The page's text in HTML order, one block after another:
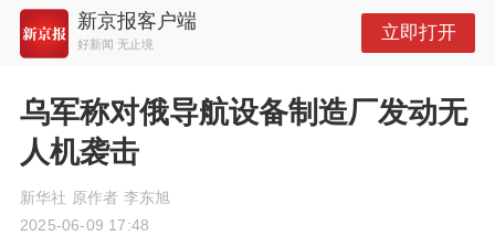
新京报客户端
好新闻 无止境
立即打开
乌军称对俄导航设备制造厂发动无
人机袭击
新华社 原作者 李东旭
2025-06-09 17:48